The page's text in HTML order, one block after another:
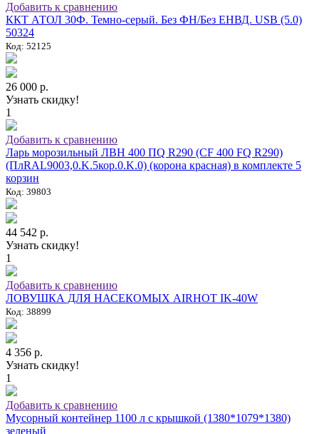
Добавить к сравнению
ККТ АТОЛ 30Ф. Темно-серый. Без ФН/Без ЕНВД. USB (5.0)
50324
Код: 52125
26 000 р.
Узнать скидку!
1
Добавить к сравнению
Ларь морозильный ЛВН 400 ПQ R290 (СF 400 FQ R290)
(ПлRAL9003,0.K.5кор.0.K.0) (корона красная) в комплекте 5
корзин
Код: 39803
44 542 р.
Узнать скидку!
1
Добавить к сравнению
ЛОВУШКА ДЛЯ НАСЕКОМЫХ AIRHOT IK-40W
Код: 38899
4 356 р.
Узнать скидку!
1
Добавить к сравнению
Мусорный контейнер 1100 л с крышкой (1380*1079*1380)
зеленый